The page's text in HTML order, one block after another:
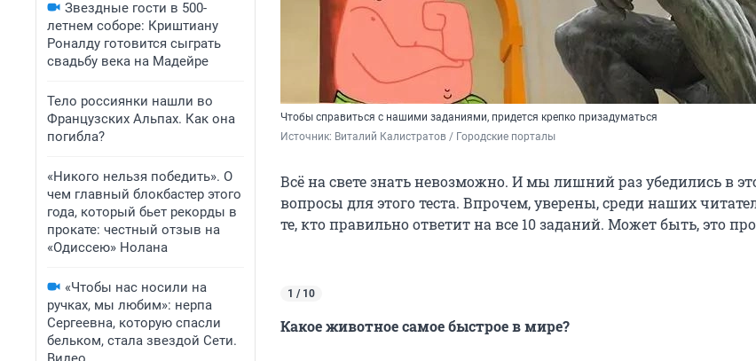
Звездные гости в 500-
летнем соборе: Криштиану
Роналду готовится сыграть
свадьбу века на Мадейре
Тело россиянки нашли во
Французских Альпах. Как она
погибла?
«Никого нельзя победить». О
чем главный блокбастер этого
года, который бьет рекорды в
прокате: честный отзыв на
«Одиссею» Нолана
«Чтобы нас носили на
ручках, мы любим»: нерпа
Сергеевна, которую спасли
бельком, стала звездой Сети.
Чтобы справиться с нашими заданиями, придется крепко призадуматься
Источник: Виталий Калистратов / Городские порталы
Всё на свете знать невозможно. И мы лишний раз убедились в
вопросы для этого теста. Впрочем, уверены, среди наших
те, кто правильно ответит на все 10 заданий. Может быть, это
1 / 10
Какое животное самое быстрое в мире?